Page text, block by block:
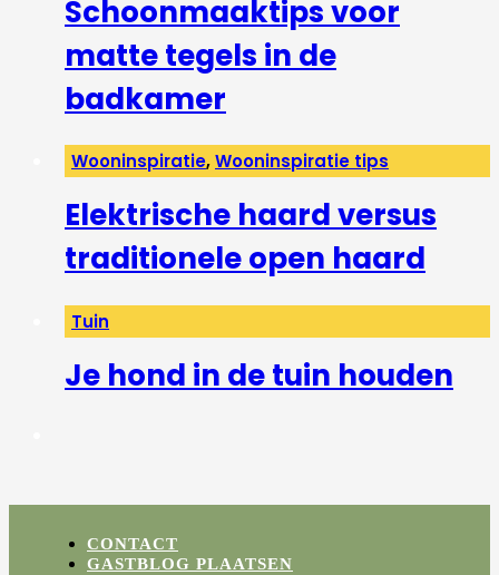
Schoonmaaktips voor
matte tegels in de
badkamer
Wooninspiratie,Wooninspiratie tips
Elektrische haard versus
traditionele open haard
Tuin
Je hond in de tuin houden
CONTACT
GASTBLOG PLAATSEN